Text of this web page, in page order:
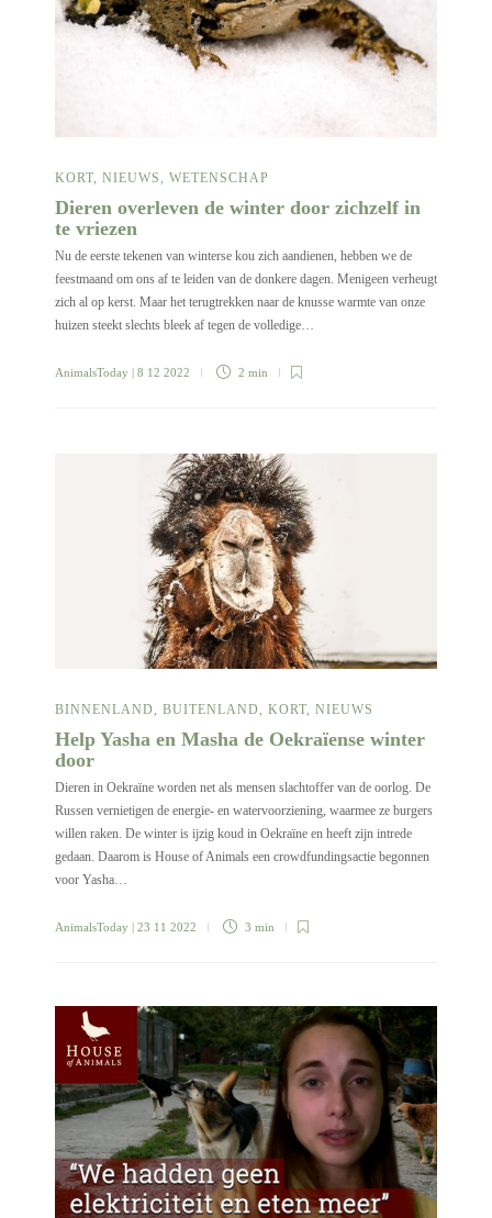
KORT, NIEUWS, WETENSCHAP
Dieren overleven de winter door zichzelf in
te vriezen
Nu de eerste tekenen van winterse kou zich aandienen, hebben we de
feestmaand om ons af te leiden van de donkere dagen. Menigeen verheugt
zich al op kerst. Maar het terugtrekken naar de knusse warmte van onze
huizen steekt slechts bleek af tegen de volledige…
AnimalsToday | 8 12 2022 2 min
BINNENLAND BUITENLAND KORT NIEUWS
Help Yasha en Masha de Oekraïense winter
door
Dieren in Oekraïne worden net als mensen slachtoffer van de oorlog. De
Russen vernietigen de energie- en watervoorziening, waarmee ze burgers
willen raken. De winter is ijzig koud in Oekraïne en heeft zijn intrede
gedaan. Daarom is House of Animals een crowdfundingsactie begonnen
voor Yasha…
AnimalsToday | 23 11 2022 3 min